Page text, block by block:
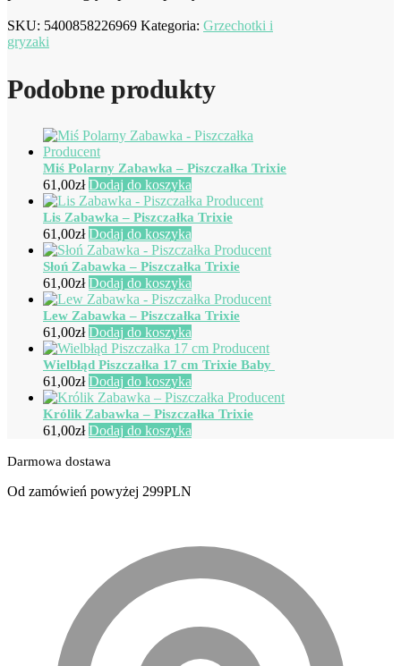
SKU: 5400858226969 Kategoria: Grzechotki i
gryzaki
Podobne produkty
Miś Polarny Zabawka – Piszczałka Trixie
61,00zł Dodaj do koszyka
Lis Zabawka – Piszczałka Trixie
61,00zł Dodaj do koszyka
Słoń Zabawka – Piszczałka Trixie
61,00zł Dodaj do koszyka
Lew Zabawka – Piszczałka Trixie
61,00zł Dodaj do koszyka
Wielbłąd Piszczałka 17 cm Trixie Baby
61,00zł Dodaj do koszyka
Królik Zabawka – Piszczałka Trixie
61,00zł Dodaj do koszyka
Darmowa dostawa
Od zamówień powyżej 299PLN